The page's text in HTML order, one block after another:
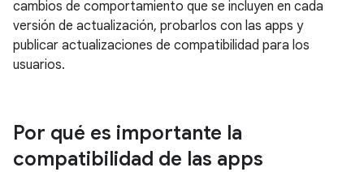
cambios de comportamiento que se incluyen en cada
versión de actualización, probarlos con las apps y
publicar actualizaciones de compatibilidad para los
usuarios.
Por qué es importante la
compatibilidad de las apps